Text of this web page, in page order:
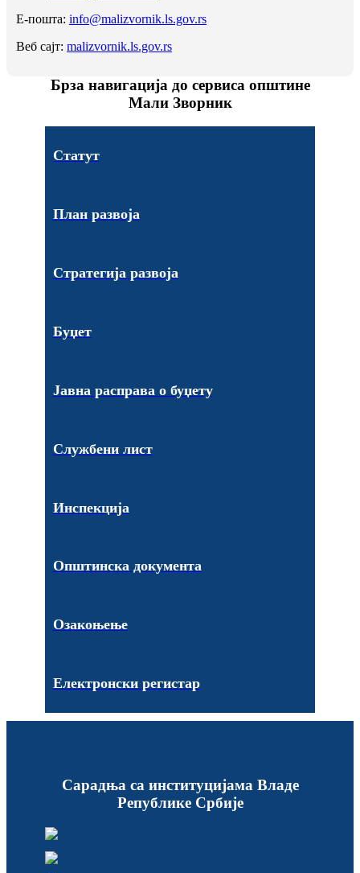
Е-пошта: info@malizvornik.ls.gov.rs
Веб сајт: malizvornik.ls.gov.rs
Брза навигација до сервиса општине
Мали Зворник
Статут
План развоја
Стратегија развоја
Буџет
Јавна расправа о буџету
Службени лист
Инспекција
Општинска документа
Озакоњење
Електронски регистар
Сарадња са институцијама Владе
Републике Србије